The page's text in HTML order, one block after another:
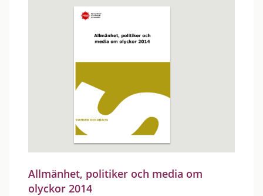
Allmänhet, politiker och media om
olyckor 2014